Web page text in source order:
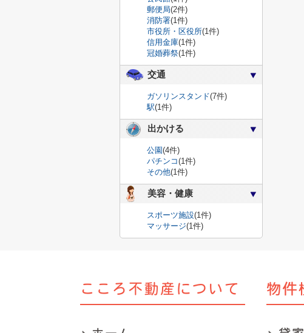
郵便局(2件)
消防署(1件)
市役所・区役所(1件)
信用金庫(1件)
冠婚葬祭(1件)
交通
ガソリンスタンド(7件)
駅(1件)
出かける
公園(4件)
パチンコ(1件)
その他(1件)
美容・健康
スポーツ施設(1件)
マッサージ(1件)